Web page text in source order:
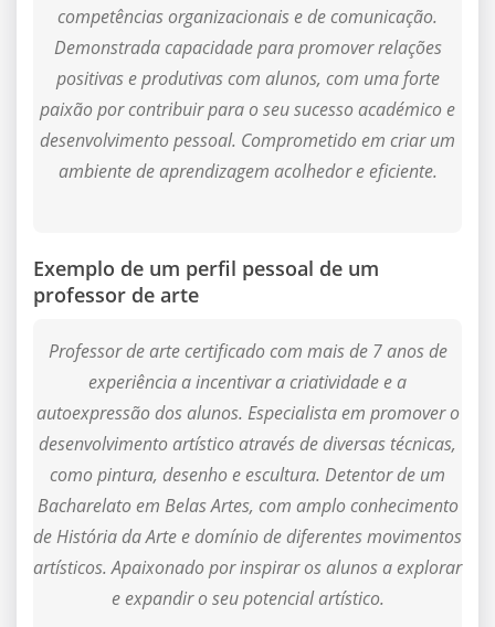
competências organizacionais e de comunicação.
Demonstrada capacidade para promover relações
positivas e produtivas com alunos, com uma forte
paixão por contribuir para o seu sucesso académico e
desenvolvimento pessoal. Comprometido em criar um
ambiente de aprendizagem acolhedor e eficiente.
Exemplo de um perfil pessoal de um
professor de arte
Professor de arte certificado com mais de 7 anos de
experiência a incentivar a criatividade e a
autoexpressão dos alunos. Especialista em promover o
desenvolvimento artístico através de diversas técnicas,
como pintura, desenho e escultura. Detentor de um
Bacharelato em Belas Artes, com amplo conhecimento
de História da Arte e domínio de diferentes movimentos
artísticos. Apaixonado por inspirar os alunos a explorar
e expandir o seu potencial artístico.